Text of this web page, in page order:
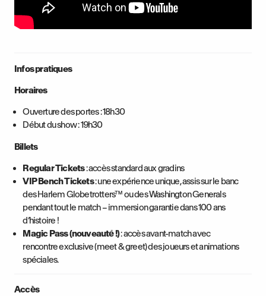
Infos pratiques
Horaires
Ouverture des portes : 18h30
Début du show : 19h30
Billets
Regular Tickets: accès standard aux gradins
VIP Bench Tickets: une expérience unique, assis sur le banc
des Harlem Globetrotters™ ou des Washington Generals
pendant tout le match – immersion garantie dans 100 ans
d’histoire !
Magic Pass (nouveauté !): accès avant-match avec
rencontre exclusive (meet & greet) des joueurs et animations
spéciales.
Accès